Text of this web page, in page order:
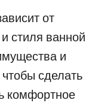
от
стиля ванной
и
сделать
комфортное